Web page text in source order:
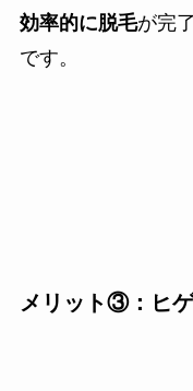
効率的に脱毛が完
です。
メリット③：ヒ